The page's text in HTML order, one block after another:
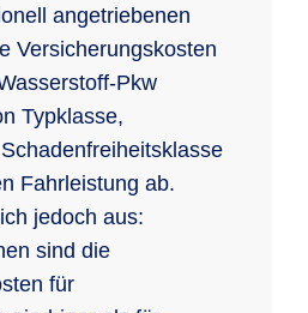
angetriebenen
Versicherungskosten
Pkw
Typklasse,
Fahrleistung ab.
jedoch aus:
sind die
für